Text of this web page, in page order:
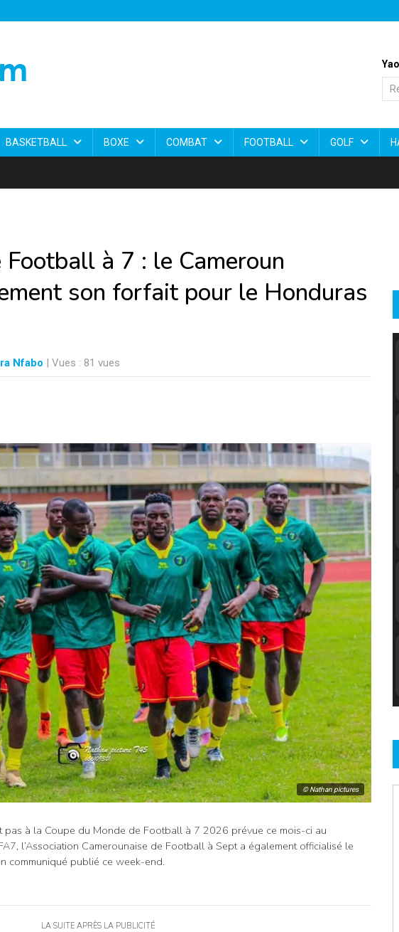
BASKETBALL BOXE COMBAT FOOTBALL GOLF
à 7 : le Cameroun
son forfait pour le Honduras
Nfabo | Vues : 81 vues
© Nathan pictures
pas à la Coupe du Monde de Football à 7 2026 prévue ce mois-ci au
l’Association Camerounaise de Football à Sept a également officialisé le
communiqué publié ce week-end.
LA SUITE APRÈS LA PUBLICITÉ